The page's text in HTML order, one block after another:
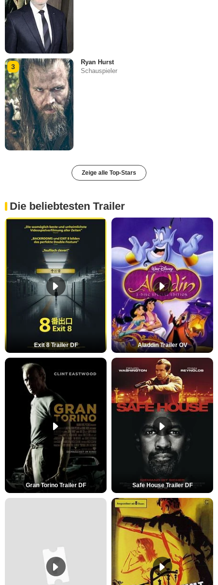
3
Ryan Hurst
Schauspieler
Zeige alle Top-Stars
Die beliebtesten Trailer
Exit 8 Trailer DF Aladdin Trailer OV
Gran Torino Trailer DF Safe House Trailer DF